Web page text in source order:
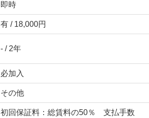
即時
有 / 18,000円
- / 2年
必加入
その他
初回保証料：総賃料の50％ 支払手数